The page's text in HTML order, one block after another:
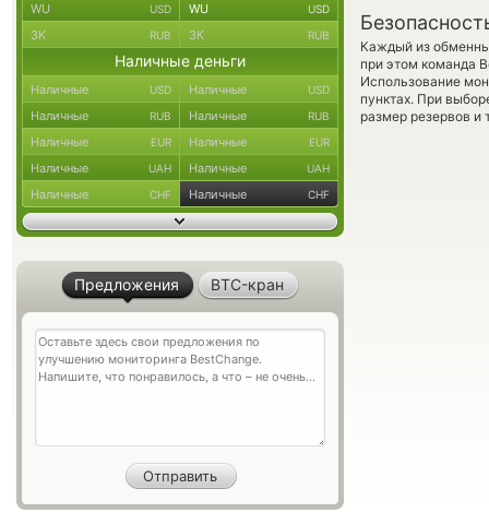
Каждый из
при этом команда
Использование
пунктах. При
размер резервов и
WU USD WU USD
ЗК RUB ЗК RUB
Наличные деньги
Наличные USD Наличные USD
Наличные RUB Наличные RUB
Наличные EUR Наличные EUR
Наличные UAH Наличные UAH
Наличные CHF Наличные CHF
Предложения BTC-кран